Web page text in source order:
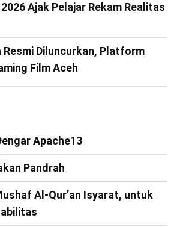
Ajak Pelajar Rekam Realitas
Resmi Diluncurkan, Platform
Film Aceh
Apache13
Pandrah
Al-Qur’an Isyarat, untuk